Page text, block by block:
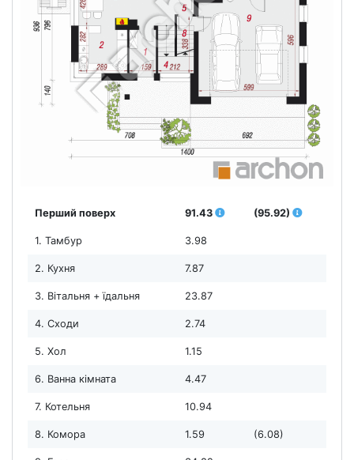
Перший поверх 91.43 (95.92)
1. Тамбур 3.98
2. Кухня 7.87
3. Вітальня + їдальня 23.87
4. Сходи 2.74
5. Хол 1.15
6. Ванна кімната 4.47
7. Котельня 10.94
8. Комора 1.59 (6.08)